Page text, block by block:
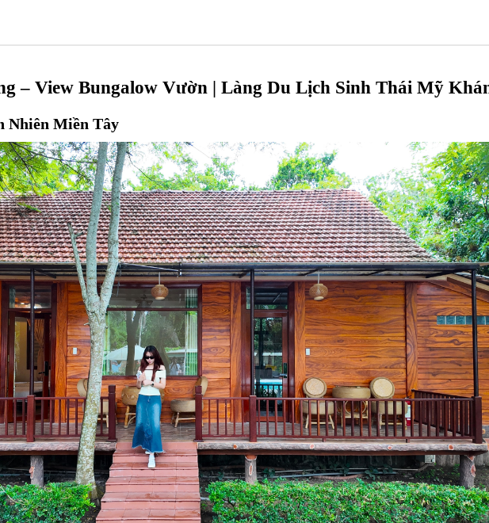
– View Bungalow Vườn | Làng Du Lịch Sinh Thái Mỹ
Nhiên Miền Tây